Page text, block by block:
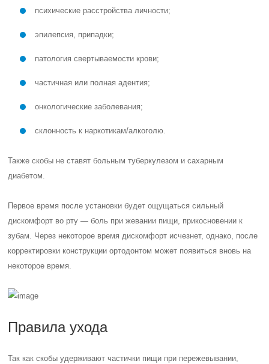
психические расстройства личности;
эпилепсия, припадки;
патология свертываемости крови;
частичная или полная адентия;
онкологические заболевания;
склонность к наркотикам/алкоголю.
Также скобы не ставят больным туберкулезом и сахарным
диабетом.
Первое время после установки будет ощущаться сильный
дискомфорт во рту — боль при жевании пищи, прикосновении к
зубам. Через некоторое время дискомфорт исчезнет, однако, после
корректировки конструкции ортодонтом может появиться вновь на
некоторое время.
Правила ухода
Так как скобы удерживают частички пищи при пережевывании,